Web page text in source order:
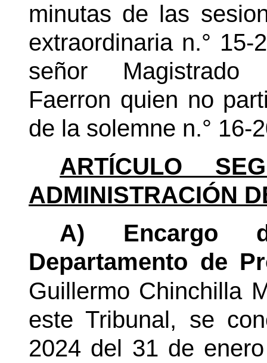
minutas de las
extraordinaria n.° 15-
señor
Faerron quien no
de la solemne n.° 16-
ARTÍCULO
ADMINISTRACIÓN
A) Encargo
Departamento de
Guillermo Chinchilla
este Tribunal, se
2024 del 31 de